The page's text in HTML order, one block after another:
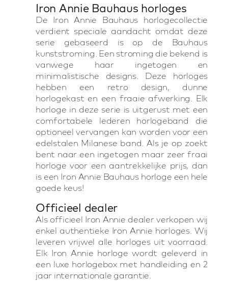
Iron Annie Bauhaus horloges
De Iron Annie Bauhaus horlogecollectie
verdient speciale aandacht omdat deze
serie gebaseerd is op de Bauhaus
kunststroming. Een stroming die bekend is
vanwege haar ingetogen en
minimalistische designs. Deze horloges
hebben een retro design, dunne
horlogekast en een fraaie afwerking. Elk
horloge in deze serie is uitgerust met een
comfortabele lederen horlogeband die
optioneel vervangen kan worden voor een
edelstalen Milanese band. Als je op zoekt
bent naar een ingetogen maar zeer fraai
horloge voor een aantrekkelijke prijs, dan
is een Iron Annie Bauhaus horloge een hele
goede keus!
Officieel dealer
Als officieel Iron Annie dealer verkopen wij
enkel authentieke Iron Annie horloges. Wij
leveren vrijwel alle horloges uit voorraad.
Elk Iron Annie horloge wordt geleverd in
een luxe horlogebox met handleiding en 2
jaar internationale garantie.